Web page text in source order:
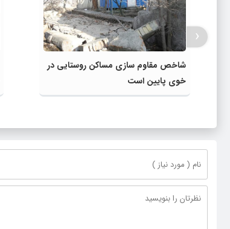
شاخص مقاوم سازی مساکن روستایی در
خوی پایین است
‹